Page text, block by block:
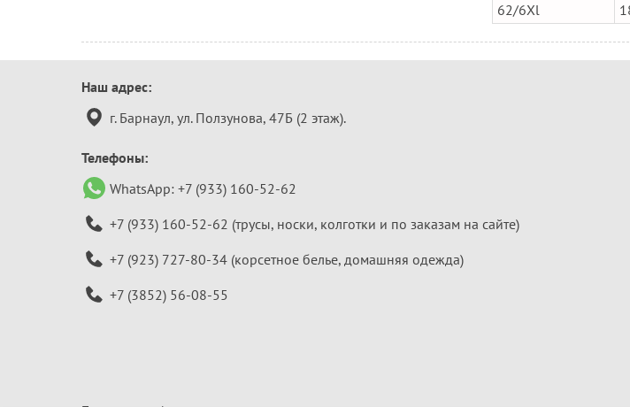
62/6Xl
Контактная
информация
Наш адрес:
г. Барнаул, ул. Ползунова, 47Б (2 этаж).
Телефоны:
WhatsApp: +7 (933) 160-52-62
+7 (933) 160-52-62 (трусы, носки, колготки и по заказам на сайте)
+7 (923) 727-80-34 (корсетное белье, домашняя одежда)
+7 (3852) 56-08-55